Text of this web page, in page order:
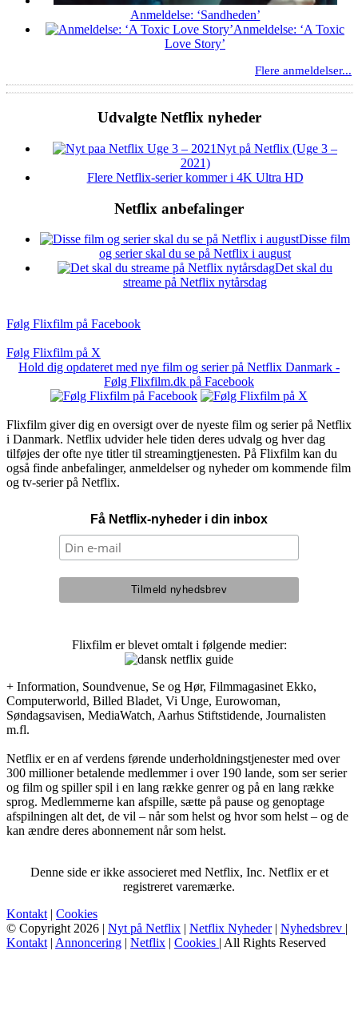
Anmeldelse: ‘Sandheden’
Anmeldelse: ‘A Toxic
Love Story’
Flere anmeldelser...
Udvalgte Netflix nyheder
Nyt på Netflix (Uge 3 –
2021)
Flere Netflix-serier kommer i 4K Ultra HD
Netflix anbefalinger
Disse film
og serier skal du se på Netflix i august
Det skal du
streame på Netflix nytårsdag
Følg Flixfilm på Facebook
Følg Flixfilm på X
Hold dig opdateret med nye film og serier på Netflix Danmark -
Følg Flixfilm.dk på Facebook
Flixfilm giver dig en oversigt over de nyeste film og serier på Netflix
i Danmark. Netflix udvider hele tiden deres udvalg og hver dag
tilføjes der ofte nye titler til streamingtjenesten. På Flixfilm kan du
også finde anbefalinger, anmeldelser og nyheder om kommende film
og tv-serier på Netflix.
Få Netflix-nyheder i din inbox
Flixfilm er blevet omtalt i følgende medier:
+ Information, Soundvenue, Se og Hør, Filmmagasinet Ekko,
Computerworld, Billed Bladet, Vi Unge, Eurowoman,
Søndagsavisen, MediaWatch, Aarhus Stiftstidende, Journalisten
m.fl.
Netflix er en af verdens førende underholdningstjenester med over
300 millioner betalende medlemmer i over 190 lande, som ser serier
og film og spiller spil i en lang række genrer og på en lang række
sprog. Medlemmerne kan afspille, sætte på pause og genoptage
afspilningen alt det, de vil – når som helst og hvor som helst – og de
kan ændre deres abonnement når som helst.
Denne side er ikke associeret med Netflix, Inc. Netflix er et
registreret varemærke.
Kontakt | Cookies
© Copyright 2026 | Nyt på Netflix | Netflix Nyheder| Nyhedsbrev |
Kontakt | Annoncering | Netflix | Cookies | All Rights Reserved